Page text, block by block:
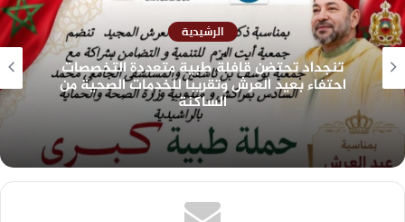
الرشيدية
تنجداد تحتضن قافلة طبية متعددة التخصصات
احتفاء بعيد العرش وتقريبا للخدمات الصحية من
الساكنة